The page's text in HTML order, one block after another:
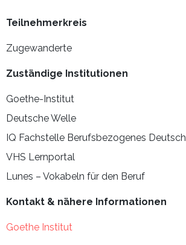
Teilnehmerkreis
Zugewanderte
Zuständige Institutionen
Goethe-Institut
Deutsche Welle
IQ Fachstelle Berufsbezogenes Deutsch
VHS Lernportal
Lunes – Vokabeln für den Beruf
Kontakt & nähere Informationen
Goethe Institut